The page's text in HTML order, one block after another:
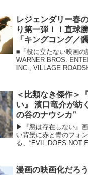
レジェンダリー春
り第一弾！！直球
「キングコング／
■「役に立たない映画の
WARNER BROS.
INC., VILLAGE
＜比類なき傑作＞
い』 濱口竜介が紡
の谷のナウシカ”
▶︎『悪は存在しない』
い背景に赤と青のフォ
る、“EVIL DOES NOT
のような、スタイリッ
漫画の映画化だろ